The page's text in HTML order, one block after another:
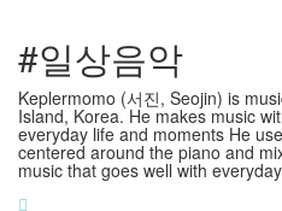
#일상음악
Keplermomo (서진, Seojin) is
Island, Korea. He makes music
everyday life and moments He
centered around the piano and
music that goes well with